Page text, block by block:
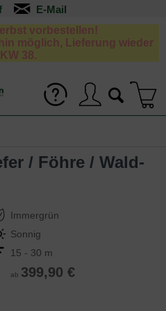
vorbestellen!
möglich, Lieferung wieder
38.
Immergrün
Sonnig
15 - 30 m
ab 399,90 €